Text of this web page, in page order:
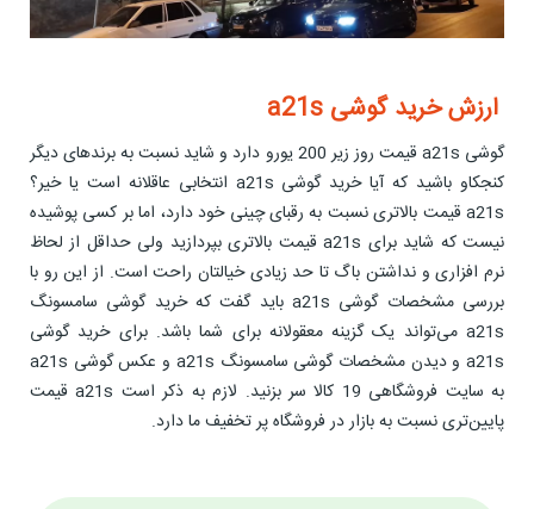
ارزش خرید گوشی a21s
گوشی a21s قیمت روز زیر 200 یورو دارد و شاید نسبت به برندهای دیگر
کنجکاو باشید که آیا خرید گوشی a21s انتخابی عاقلانه است یا خیر؟
a21s قیمت بالاتری نسبت به رقبای چینی خود دارد، اما بر کسی پوشیده
نیست که شاید برای a21s قیمت بالاتری بپردازید ولی حداقل از لحاظ
نرم افزاری و نداشتن باگ تا حد زیادی خیالتان راحت است. از این رو با
بررسی مشخصات گوشی a21s باید گفت که خرید گوشی سامسونگ
a21s می‌تواند یک گزینه معقولانه برای شما باشد. برای خرید گوشی
a21s و دیدن مشخصات گوشی سامسونگ a21s و عکس گوشی a21s
به سایت فروشگاهی 19 کالا سر بزنید. لازم به ذکر است a21s قیمت
پایین‌تری نسبت به بازار در فروشگاه پر تخفیف ما دارد.